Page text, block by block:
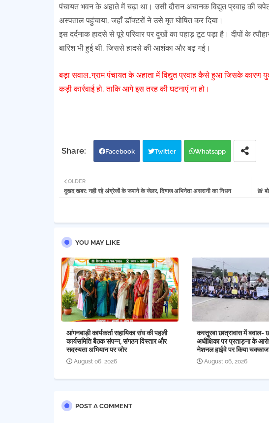
पंचायत भवन के अहाते में चढ़ा था। उसी दौरान अचानक विद्युत प्रवाह की
अस्पताल पहुंचाया, जहाँ डॉक्टरों ने उसे मृत घोषित कर दिया।
इस दर्दनाक हादसे से पूरे परिवार पर दुखों का पहाड़ टूट पड़ा है। दीपों के
बारिश भी हुई थी, जिससे हादसे की आशंका और बढ़ गई।
बड़ा सवाल..ग्राम पंचायत के अहाता में विद्युत प्रवाह कैसे हुआ जिसके कारण
कड़ी कार्रवाई हो, ताकि आगे इस तरह की घटनाएं ना हो।
Facebook Twitter Whatsapp
🚨
OLDER
दुखद खबर: नही रहे अंग्रेजों के जमाने के जेलर, दिग्गज अभिनेता असरानी का निधन
YOU MAY LIKE
आंगनबाड़ी कार्यकर्ता सहायिका संघ की पहली
कार्यसमिति बैठक संपन्न, संगठन विस्तार और
सदस्यता अभियान पर जोर
August 06, 2026
कस्तूरबा छात्रावास में बवाल-
अधीक्षिका पर प्रताड़ना के
नेशनल हाईवे पर किया
August 06, 2026
POST A COMMENT